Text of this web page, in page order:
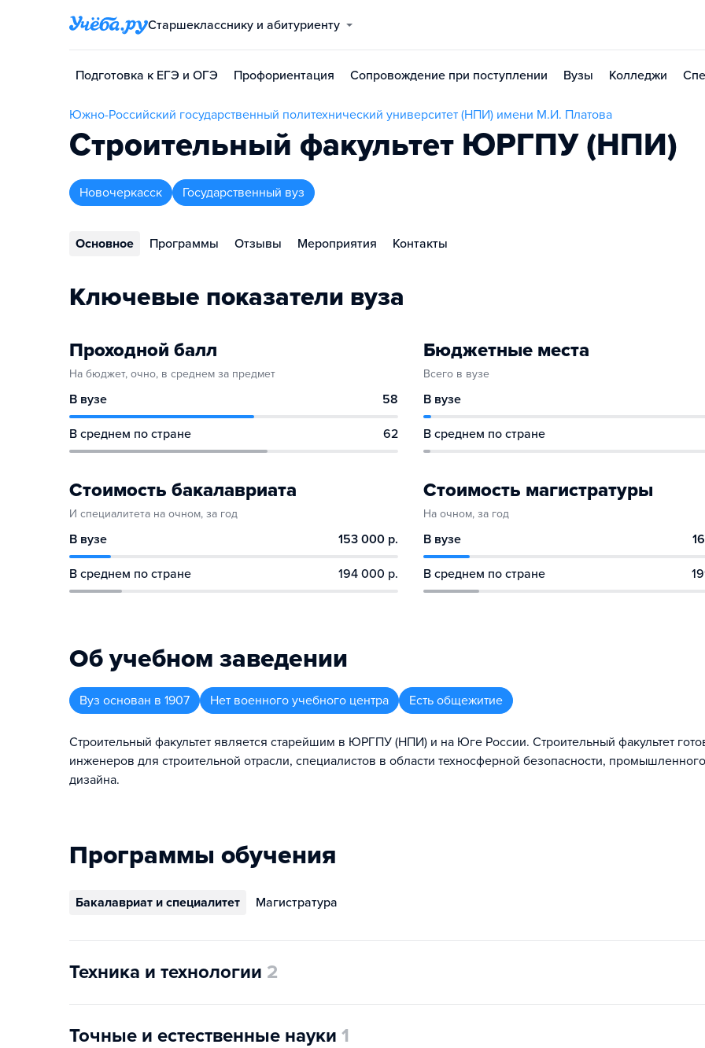
Старшекласснику и абитуриенту
Подготовка к ЕГЭ и ОГЭ Профориентация Сопровождение при поступлении Вузы Колледжи
Южно-Российский государственный политехнический университет (НПИ) имени М.И. Платова
Строительный факультет ЮРГПУ (НПИ)
Новочеркасск Государственный вуз
Основное Программы Отзывы Мероприятия Контакты
Ключевые показатели вуза
Проходной балл
На бюджет, очно, в среднем за предмет
В вузе 58
В среднем по стране 62
Бюджетные места
Всего в вузе
В вузе
В среднем по стране
Стоимость бакалавриата
И специалитета на очном, за год
В вузе 153 000 р.
В среднем по стране 194 000 р.
Стоимость магистратуры
На очном, за год
В вузе
В среднем по стране
Об учебном заведении
Вуз основан в 1907 Нет военного учебного центра Есть общежитие
Строительный факультет является старейшим в ЮРГПУ (НПИ) и на Юге России. Строительный факультет
инженеров для строительной отрасли, специалистов в области техносферной безопасности, промышленного
дизайна.
Программы обучения
Бакалавриат и специалитет Магистратура
Техника и технологии 2
Точные и естественные науки 1